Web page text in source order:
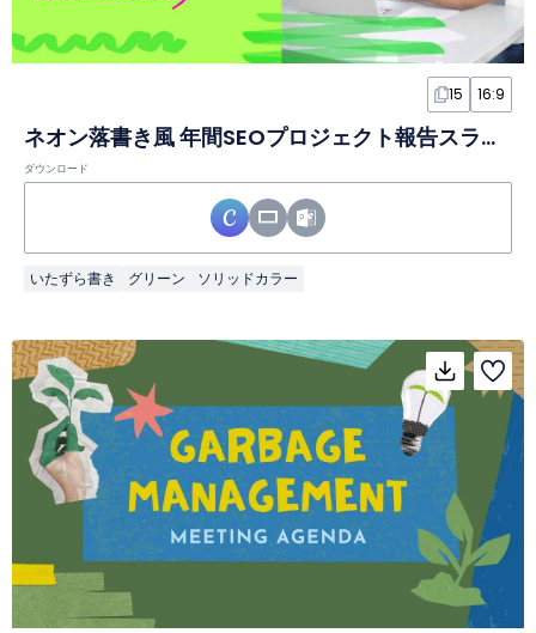
15 16:9
ネオン落書き風 年間SEOプロジェクト報告スライド
ダウンロード
いたずら書き グリーン ソリッドカラー